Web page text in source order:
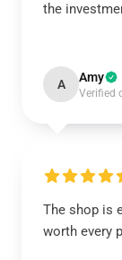
the
A Amy
Verified
The shop is
worth every